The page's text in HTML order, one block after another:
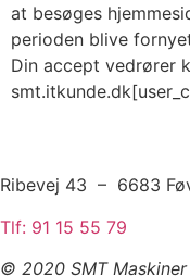
at besøges
perioden blive
Din accept vedrører
Ribevej 43 – 6683
Tlf: 91 15 55 79
© 2020 SMT